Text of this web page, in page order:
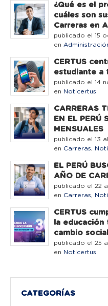
¿Qué es el
cuáles son
Carreras en
publicado el 15
en
CERTUS
estudiante a
publicado el 14
en Noticertus
CARRERAS
EN EL PERÚ
MENSUALES
publicado el 13
en Carreras,
EL PERÚ
AÑO DE
publicado el 22
en Carreras,
CERTUS
la
cambio social
publicado el 25
en Noticertus
CATEGORÍAS